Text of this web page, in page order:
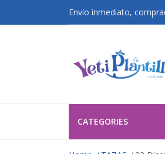
Envío inmediato,
CATEGORIES